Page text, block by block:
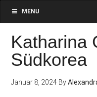
MENU
Katharina
Südkorea
Januar 8, 2024 By